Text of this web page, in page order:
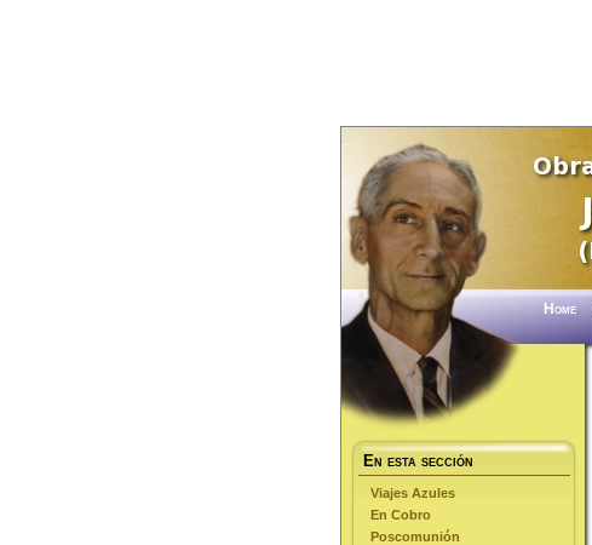
Home
En esta sección
Viajes Azules
En Cobro
Poscomunión